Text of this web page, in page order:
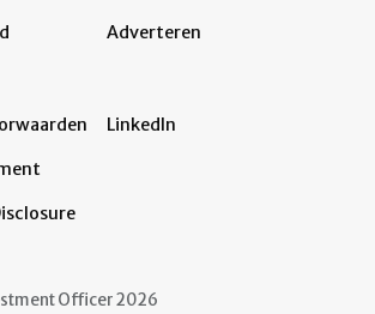
Adverteren
LinkedIn
Officer 2026